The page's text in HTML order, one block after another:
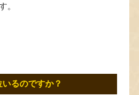
。
るのですか？